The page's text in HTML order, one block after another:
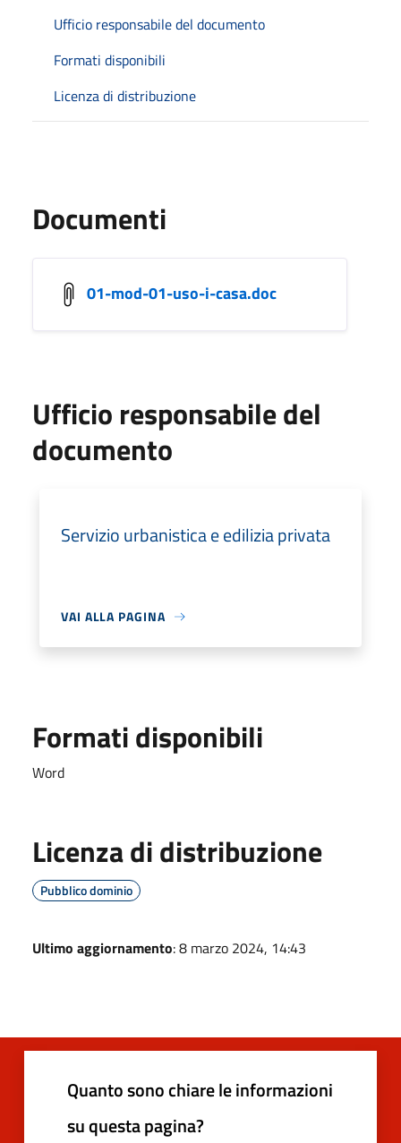
Ufficio responsabile del documento
Formati disponibili
Licenza di distribuzione
Documenti
01-mod-01-uso-i-casa.doc
Ufficio responsabile del
documento
Servizio urbanistica e edilizia privata
VAI ALLA PAGINA
Formati disponibili
Word
Licenza di distribuzione
Pubblico dominio
Ultimo aggiornamento: 8 marzo 2024, 14:43
Quanto sono chiare le informazioni
su questa pagina?